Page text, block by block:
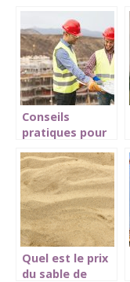
votre maison
Conseils
pratiques pour
déroulement
des travaux sur
un chantier
Quel est le prix
du sable de